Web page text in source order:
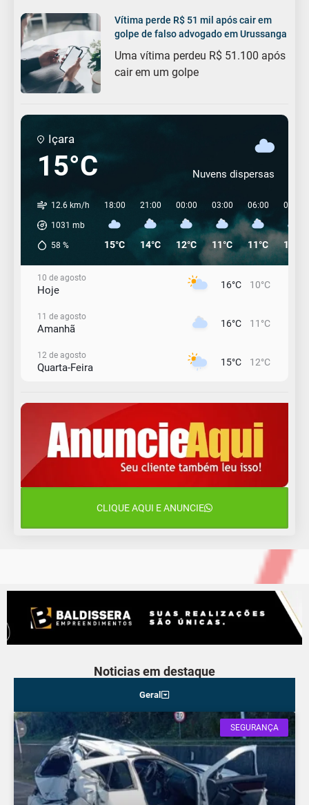
Vítima perde R$ 51 mil após cair em
golpe de falso advogado em Urussanga
Uma vítima perdeu R$ 51.100 após
cair em um golpe
Içara
15°C Nuvens dispersas
12.6 km/h
1031 mb
58 %
18:00
15°C
21:00
14°C
00:00
12°C
03:00
11°C
06:00
11°C
09:00
13°C
10 de agosto
Hoje 16°C 10°C
11 de agosto
Amanhã 16°C 11°C
12 de agosto
Quarta-Feira 15°C 12°C
Quinta-Feira 18°C 14°C
14 de agosto
Sexta-Feira
CLIQUE AQUI E ANUNCIE
Noticias em destaque
Geral
SEGURANÇA